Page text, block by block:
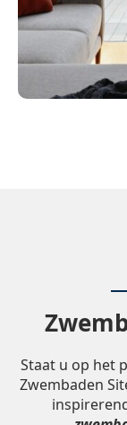
Staat u op het
Zwembaden